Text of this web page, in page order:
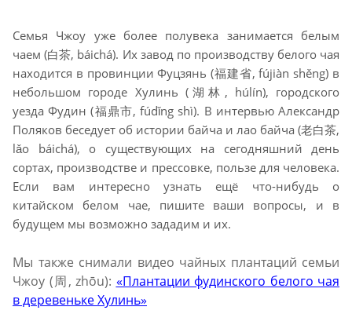
Семья Чжоу уже более полувека занимается белым
чаем (白茶, báichá). Их завод по производству белого чая
находится в провинции Фуцзянь (福建省, fújiàn shěng) в
небольшом городе Хулинь (湖林, húlín), городского
уезда Фудин (福鼎市, fúdǐng shì). В интервью Александр
Поляков беседует об истории байча и лао байча (老白茶,
lǎo báichá), о существующих на сегодняшний день
сортах, производстве и прессовке, пользе для человека.
Если вам интересно узнать ещё что-нибудь о
китайском белом чае, пишите ваши вопросы, и в
будущем мы возможно зададим и их.
Мы также снимали видео чайных плантаций семьи
Чжоу (周, zhōu): «Плантации фудинского белого чая
в деревеньке Хулинь»